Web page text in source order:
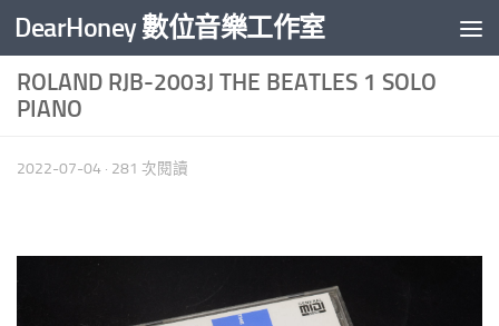
Skip to content
DearHoney 數位音樂工作室
ROLAND RJB-2003J THE BEATLES 1 SOLO
PIANO
2022-07-04 · 281 次閱讀